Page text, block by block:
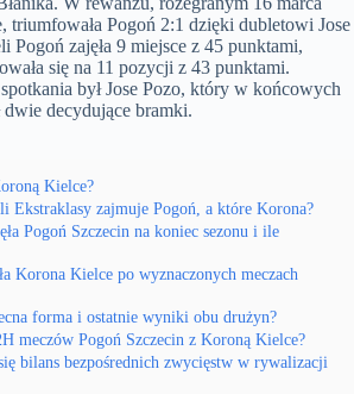
triumfowała Pogoń 2:1 dzięki dubletowi Jose
Pogoń zajęła 9 miejsce z 45 punktami,
się na 11 pozycji z 43 punktami.
był Jose Pozo, który w końcowych
dwie decydujące bramki.
Kielce?
Ekstraklasy zajmuje Pogoń, a które Korona?
Pogoń Szczecin na koniec sezonu i ile
Korona Kielce po wyznaczonych meczach
forma i ostatnie wyniki obu drużyn?
meczów Pogoń Szczecin z Koroną Kielce?
bilans bezpośrednich zwycięstw w rywalizacji